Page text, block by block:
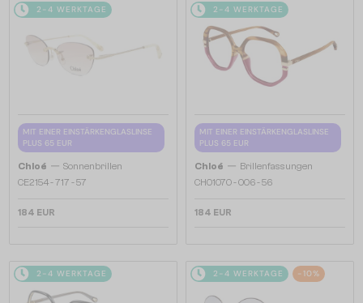
2-4 WERKTAGE
MIT EINER EINSTÄRKENGLASLINSE
PLUS 65 EUR
Chloé — Sonnenbrillen
CE2154 - 717 - 57
184 EUR
2-4 WERKTAGE
MIT EINER EINSTÄRKENGLASLINSE
PLUS 65 EUR
Chloé — Brillenfassungen
CH0107O - 006 - 56
184 EUR
2-4 WERKTAGE 2-4 WERKTAGE -10%